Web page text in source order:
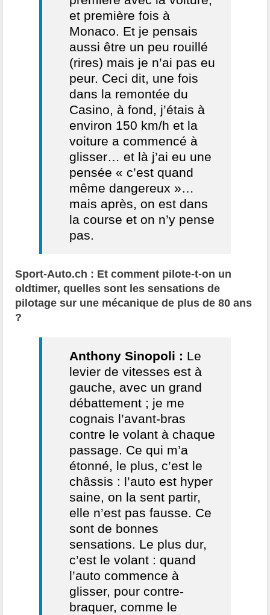
et première fois à
Monaco. Et je pensais
aussi être un peu rouillé
(rires) mais je n’ai pas eu
peur. Ceci dit, une fois
dans la remontée du
Casino, à fond, j’étais à
environ 150 km/h et la
voiture a commencé à
glisser… et là j’ai eu une
pensée « c’est quand
même dangereux »…
mais après, on est dans
la course et on n’y pense
pas.
Sport-Auto.ch : Et comment pilote-t-on un
oldtimer, quelles sont les sensations de
pilotage sur une mécanique de plus de 80 ans
?
Anthony Sinopoli : Le
levier de vitesses est à
gauche, avec un grand
débattement ; je me
cognais l’avant-bras
contre le volant à chaque
passage. Ce qui m’a
étonné, le plus, c’est le
châssis : l’auto est hyper
saine, on la sent partir,
elle n’est pas fausse. Ce
sont de bonnes
sensations. Le plus dur,
c’est le volant : quand
l’auto commence à
glisser, pour contre-
braquer, comme le